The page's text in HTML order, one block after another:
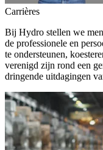
Carrières
Bij Hydro stellen we
de professionele en
te ondersteunen,
verenigd zijn rond een
dringende uitdagingen